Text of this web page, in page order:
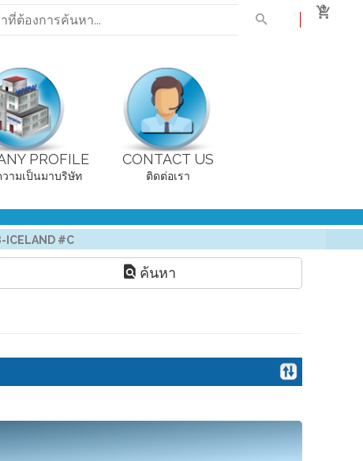
0
PROFILE
ามเป็นมาบริษัท
CONTACT US
ติดต่อเรา
ICELAND #C
ค้นหา